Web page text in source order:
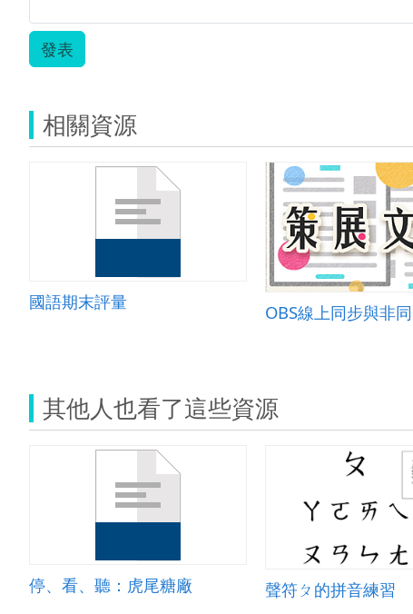
發表
相關資源
國語期末評量
其他人也看了這些資源
停、看、聽：虎尾糖廠 聲符ㄆ的拼音練習